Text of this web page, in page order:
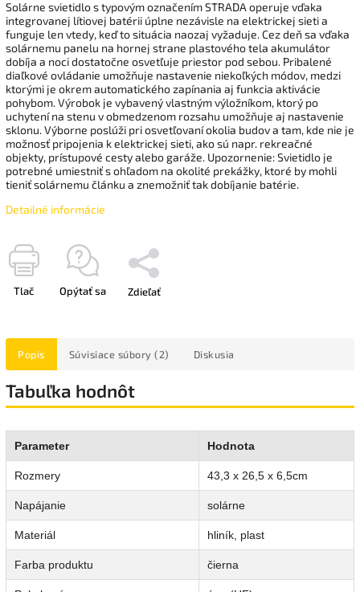
Solárne svietidlo s typovým označením STRADA operuje vďaka
integrovanej lítiovej batérii úplne nezávisle na elektrickej sieti a
funguje len vtedy, keď to situácia naozaj vyžaduje. Cez deň sa vďaka
solárnemu panelu na hornej strane plastového tela akumulátor
dobíja a noci dostatočne osvetľuje priestor pod sebou. Pribalené
diaľkové ovládanie umožňuje nastavenie niekoľkých módov, medzi
ktorými je okrem automatického zapínania aj funkcia aktivácie
pohybom. Výrobok je vybavený vlastným výložníkom, ktorý po
uchytení na stenu v obmedzenom rozsahu umožňuje aj nastavenie
sklonu. Výborne poslúži pri osvetľovaní okolia budov a tam, kde nie je
možnosť pripojenia k elektrickej sieti, ako sú napr. rekreačné
objekty, prístupové cesty alebo garáže. Upozornenie: Svietidlo je
potrebné umiestniť s ohľadom na okolité prekážky, ktoré by mohli
tieniť solárnemu článku a znemožniť tak dobíjanie batérie.
Detailné informácie
Tlač Opýtať sa Zdieľať
Popis Súvisiace súbory (2) Diskusia
Tabuľka hodnôt
Parameter Hodnota
Rozmery 43,3 x 26,5 x 6,5cm
Napájanie solárne
Materiál hliník, plast
Farba produktu čierna